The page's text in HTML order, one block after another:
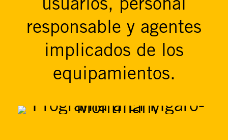
usuarios, personal
responsable y agentes
implicados de los
equipamientos.